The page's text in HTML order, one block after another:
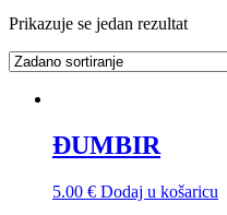
Prikazuje se jedan rezultat
ĐUMBIR
5.00 € Dodaj u košaricu